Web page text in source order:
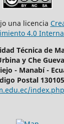
una licencia
4.0
Técnica de
y Che
- Manabí -
Postal 130105